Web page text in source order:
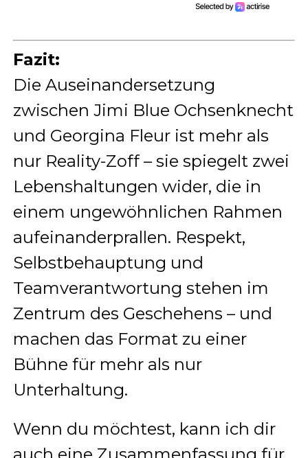
Fazit:
Die Auseinandersetzung
zwischen Jimi Blue Ochsenknecht
und Georgina Fleur ist mehr als
nur Reality-Zoff – sie spiegelt zwei
Lebenshaltungen wider, die in
einem ungewöhnlichen Rahmen
aufeinanderprallen. Respekt,
Selbstbehauptung und
Teamverantwortung stehen im
Zentrum des Geschehens – und
machen das Format zu einer
Bühne für mehr als nur
Unterhaltung.
Wenn du möchtest, kann ich dir